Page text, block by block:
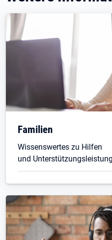
Familien
Wissenswertes zu Hilfen
und